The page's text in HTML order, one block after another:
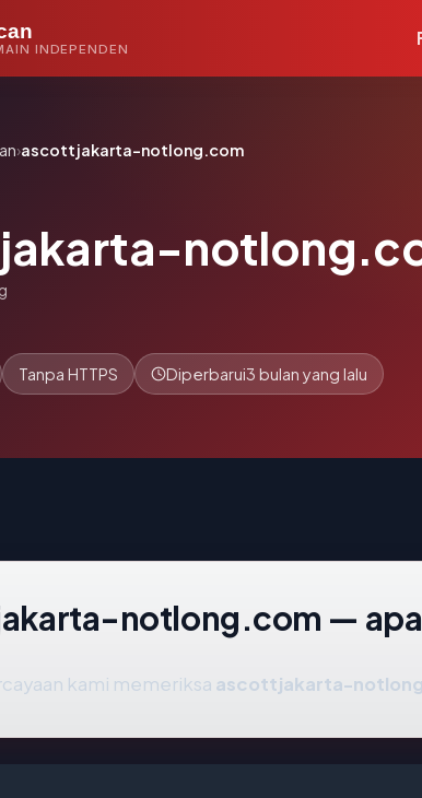
INDEPENDEN
›ascottjakarta-notlong.com
Tanpa HTTPS Diperbarui3 bulan yang lalu
notlong.com — apa
kami memeriksa ascottjakarta-